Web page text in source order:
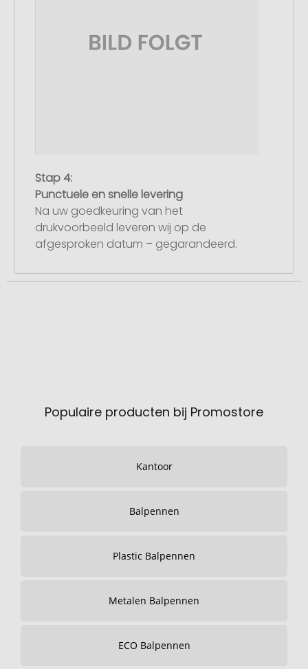
Stap 4:
Punctuele en snelle levering
Na uw goedkeuring van het
drukvoorbeeld leveren wij op de
afgesproken datum – gegarandeerd.
Populaire producten bij Promostore
Kantoor
Balpennen
Plastic Balpennen
Metalen Balpennen
ECO Balpennen